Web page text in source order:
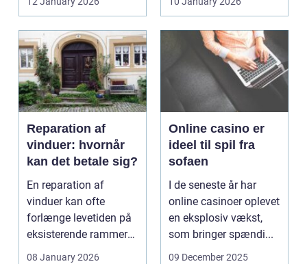
vokse si...
Reparation af
vinduer: hvornår
kan det betale sig?
En reparation af
vinduer kan ofte
forlænge levetiden på
eksisterende rammer
og glas med ...
08 January 2026
Online casino er
ideel til spil fra
sofaen
I de seneste år har
online casinoer oplevet
en eksplosiv vækst,
som bringer spændi...
09 December 2025